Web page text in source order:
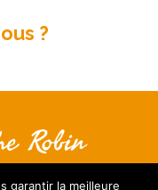
?
garantir la meilleure